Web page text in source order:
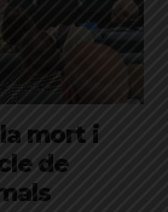
mort i
de